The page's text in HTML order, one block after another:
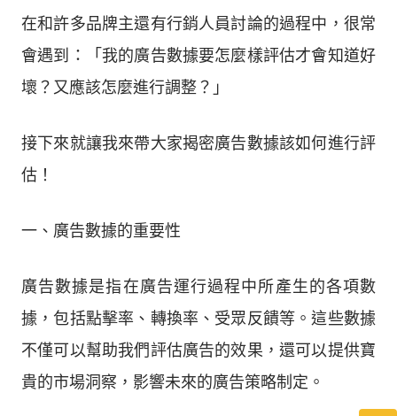
在和許多品牌主還有行銷人員討論的過程中，很常
會遇到：「我的廣告數據要怎麼樣評估才會知道好
壞？又應該怎麼進行調整？」
接下來就讓我來帶大家揭密廣告數據該如何進行評
估！
一、廣告數據的重要性
廣告數據是指在廣告運行過程中所產生的各項數
據，包括點擊率、轉換率、受眾反饋等。這些數據
不僅可以幫助我們評估廣告的效果，還可以提供寶
貴的市場洞察，影響未來的廣告策略制定。